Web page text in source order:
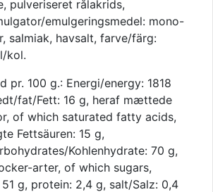
pulveriseret rålakrids,
emulgeringsmedel: mono-
salmiak, havsalt, farve/färg:
kol.
pr. 100 g.: Energi/energy: 1818
fat/Fett: 16 g, heraf mættede
of which saturated fatty acids,
Fettsäuren: 15 g,
Kohlenhydrate: 70 g,
arter, of which sugars,
g, protein: 2,4 g, salt/Salz: 0,4